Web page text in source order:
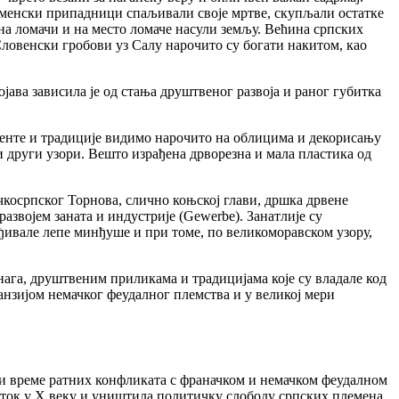
припадници спаљивали своје мртве, скупљали остатке
ломачи и на место ломаче насули земљу. Већина српских
гробови уз Салу нарочито су богати накитом, као
зависила је од стања друштвеног развоја и раног губитка
и традиције видимо нарочито на облицима и декорисању
узори. Вешто израђена дрворезна и мала пластика од
Торнова, слично коњској глави, дршка дрвене
заната и индустрије (Gewerbe). Занатлије су
лепе минђуше и при томе, по великоморавском узору,
друштвеним приликама и традицијама које су владале код
немачког феудалног племства и у великој мери
време ратних конфликата с франачком и немачком феудалном
у Х веку и уништила политичку слободу српских племена